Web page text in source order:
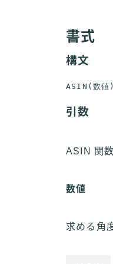
書式
構文
引数
ASIN 関
数値
求める角